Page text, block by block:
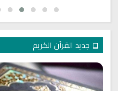
جديد القرآن الكريم